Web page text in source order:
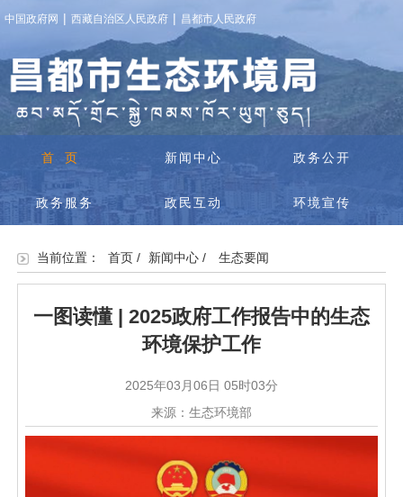
中国政府网 | 西藏自治区人民政府 | 昌都市人民政府
首页 新闻中心 政务公开
政务服务 政民互动 环境宣传
当前位置： 首页/ 新闻中心/ 生态要闻
一图读懂 | 2025政府工作报告中的生态
环境保护工作
2025年03月06日 05时03分
来源：生态环境部